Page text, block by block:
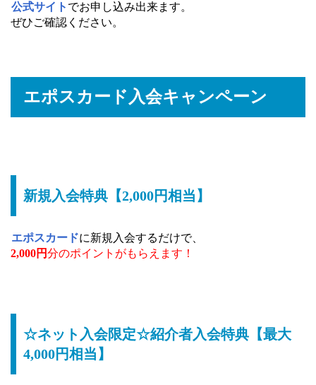
公式サイト でお申し込み出来ます。
ぜひご確認ください。
エポスカード入会キャンペーン
新規入会特典【2,000円相当】
エポスカードに新規入会するだけで、
2,000円分のポイントがもらえます！
☆ネット入会限定☆紹介者入会特典【最大
4,000円相当】